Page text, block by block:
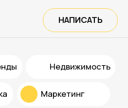
НАПИСАТЬ
Дизайн
Маркетинг